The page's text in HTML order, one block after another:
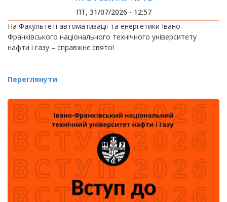
ПТ, 31/07/2026 - 12:57
На Факультеті автоматизації та енергетики Івано-
Франківського національного технічного університету
нафти і газу – справжнє свято!
Переглянути